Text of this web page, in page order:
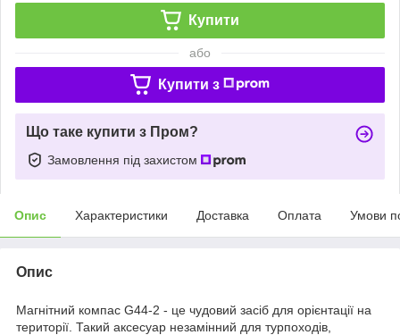
Купити
або
Купити з
Що таке купити з Пром?
Замовлення під захистом
Опис Характеристики Доставка Оплата Умови
Опис
Магнітний компас G44-2 - це чудовий засіб для орієнтації на
території. Такий аксесуар незамінний для турпоходів,